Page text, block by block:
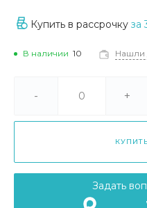
Купить в рассрочку за
В наличии 10 Нашли
- +
Задать